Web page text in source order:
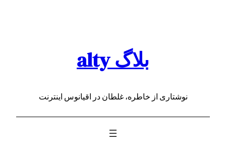
بلاگ alty
نوشتاری از خاطره، غلطان در اقیانوس اینترنت